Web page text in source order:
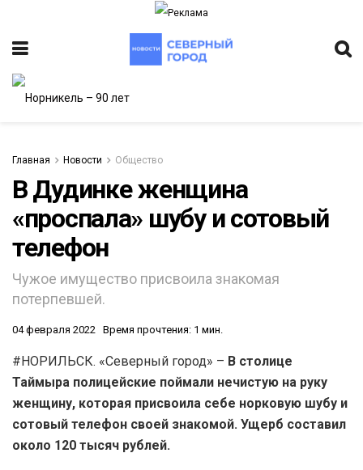
Главная Новости Общество
В Дудинке женщина
«проспала» шубу и сотовый
телефон
Чужое имущество присвоила знакомая
потерпевшей.
04 февраля 2022 Время прочтения: 1 мин.
#НОРИЛЬСК. «Северный город» – В столице
Таймыра полицейские поймали нечистую на руку
женщину, которая присвоила себе норковую шубу и
сотовый телефон своей знакомой. Ущерб составил
около 120 тысяч рублей.